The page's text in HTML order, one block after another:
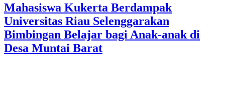
Mahasiswa Kukerta Berdampak
Universitas Riau Selenggarakan
Bimbingan Belajar bagi Anak-anak di
Desa Muntai Barat